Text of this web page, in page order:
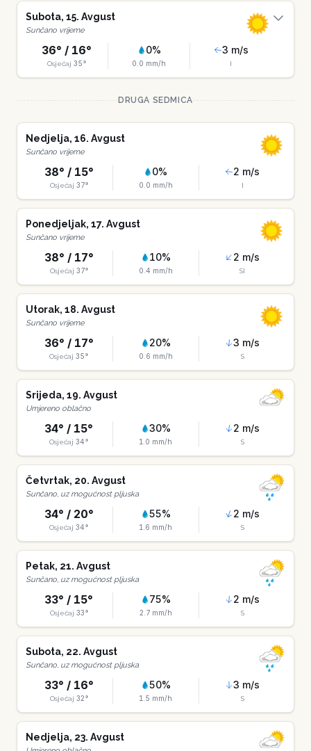
Subota, 15. Avgust
Sunčano vrijeme
36° / 16°
Osjećaj 35°
0%
0.0 mm/h
3 m/s
I
DRUGA SEDMICA
Nedjelja, 16. Avgust
Sunčano vrijeme
38° / 15°
Osjećaj 37°
0%
0.0 mm/h
2 m/s
I
Ponedjeljak, 17. Avgust
Sunčano vrijeme
38° / 17°
Osjećaj 37°
10%
0.4 mm/h
2 m/s
SI
Utorak, 18. Avgust
Sunčano vrijeme
36° / 17°
Osjećaj 35°
20%
0.6 mm/h
3 m/s
S
Srijeda, 19. Avgust
Umjereno oblačno
34° / 15°
Osjećaj 34°
30%
1.0 mm/h
2 m/s
S
Četvrtak, 20. Avgust
Sunčano, uz mogućnost pljuska
34° / 20°
Osjećaj 34°
55%
1.6 mm/h
2 m/s
S
Petak, 21. Avgust
Sunčano, uz mogućnost pljuska
33° / 15°
Osjećaj 33°
75%
2.7mm/h
2 m/s
S
Subota, 22. Avgust
Sunčano, uz mogućnost pljuska
33° / 16°
Osjećaj 32°
50%
1.5 mm/h
3 m/s
S
Nedjelja, 23. Avgust